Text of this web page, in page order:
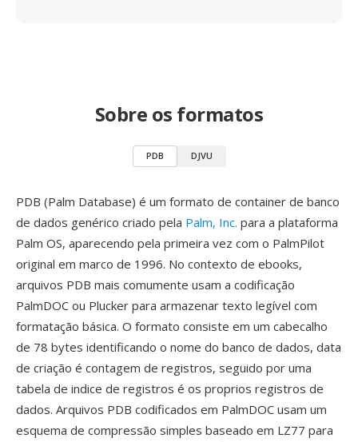
Sobre os formatos
PDB DJVU
PDB (Palm Database) é um formato de container de banco
de dados genérico criado pela Palm, Inc. para a plataforma
Palm OS, aparecendo pela primeira vez com o PalmPilot
original em marco de 1996. No contexto de ebooks,
arquivos PDB mais comumente usam a codificação
PalmDOC ou Plucker para armazenar texto legível com
formatação básica. O formato consiste em um cabecalho
de 78 bytes identificando o nome do banco de dados, data
de criação é contagem de registros, seguido por uma
tabela de indice de registros é os proprios registros de
dados. Arquivos PDB codificados em PalmDOC usam um
esquema de compressão simples baseado em LZ77 para